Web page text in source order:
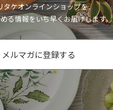
タケオンラインショップを
る情報をいち早くお届けします。
メルマガに登録する